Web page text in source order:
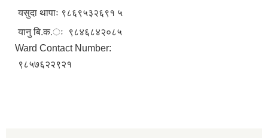
यसुदा थापाः ९८६९५३२६९१ ५
यानु बि.क.ः ९८४६८४२०८५
Ward Contact Number:
९८५७६२२९२१